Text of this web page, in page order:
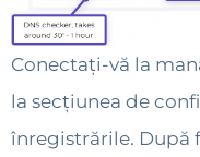
Conectați-vă la
la secțiunea de
înregistrările. După